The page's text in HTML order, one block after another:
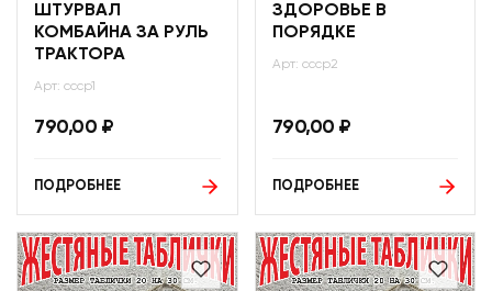
ШТУРВАЛ
КОМБАЙНА ЗА РУЛЬ
ТРАКТОРА
Арт: ссср1
790,00 ₽
ПОДРОБНЕЕ
ЗДОРОВЬЕ В
ПОРЯДКЕ
Арт: ссср2
790,00 ₽
ПОДРОБНЕЕ